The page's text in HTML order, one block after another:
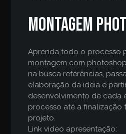
Montagem
Aprenda todo o processo
montagem com
na busca referências,
elaboração da ideia e
desenvolvimento de cada
processo até a finalização
projeto.
Link video apresentação: